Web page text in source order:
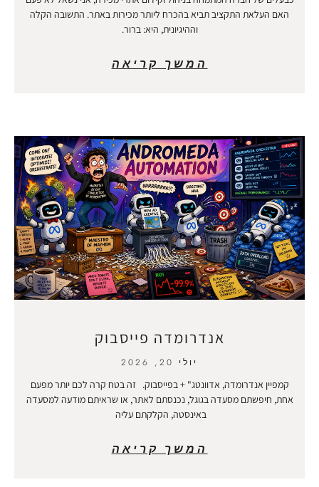
האם העלאת התקציב תביא בהכרח ליותר מכירות באתר. התשובה הקלה
וההיגיונית, היא: ברור.
המשך קריאה
אנדרומדה פייסבוק
יולי 20, 2026
קמפיין אנדרומדה, אדוונטג" + בפייסבוק. זה בטח קרה לכם יותר מפעם
אחת, חיפשתם מסעדה בגוגל, נכנסתם לאתר, או שראיתם מודעה למסעדה
באינסטה, הקלקתם עליה
המשך קריאה